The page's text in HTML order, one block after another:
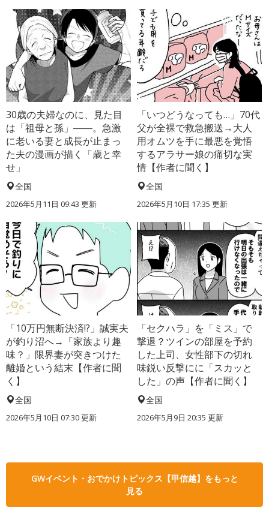
30歳の夫婦なのに、見た目
は「祖母と孫」――。急激
に老いる妻と成長が止まっ
た夫の漫画が描く「歳と幸
せ」
全国
2026年5月11日 09:43 更新
「いつどうなっても…」70代
父が全裸で救急搬送→大人
用オムツを手に最悪を覚悟
するアラサー娘の痛切な実
情【作者に聞く】
全国
2026年5月10日 17:35 更新
「10万円無断決済!?」誠実夫
が釣り沼へ→「家族より趣
味？」限界妻が突きつけた
離婚という結末【作者に聞
く】
全国
2026年5月10日 07:30 更新
「セクハラ」を「ミス」で
撃退？ツインの部屋を予約
した上司、女性部下の切れ
味鋭い反撃にに「スカッと
した」の声【作者に聞く】
全国
2026年5月9日 20:35 更新
GWイベント・おでかけトピックス【甲信越】をもっと
見る